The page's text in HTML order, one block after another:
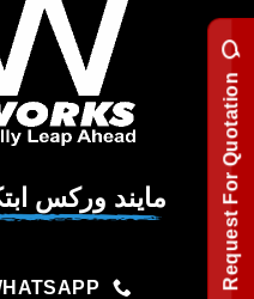
مايند وركس Request For Quotation